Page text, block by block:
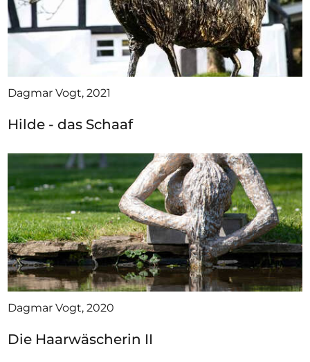
Dagmar Vogt, 2021
Hilde - das Schaaf
Dagmar Vogt, 2020
Die Haarwäscherin II